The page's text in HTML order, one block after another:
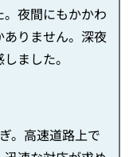
夜間にもかかわ
りません。深夜
ました。
。高速道路上で